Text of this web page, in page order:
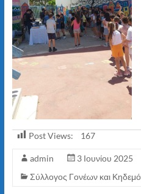
Post Views: 167
admin
3 Ιουνίου 2025
Σύλλογος Γονέων και